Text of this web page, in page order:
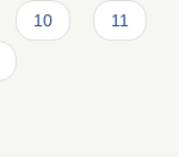
10 11